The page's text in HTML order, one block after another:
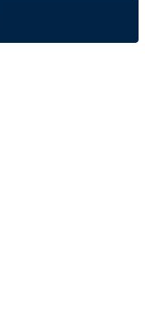
アイテムがあり、
ーを作ることができ